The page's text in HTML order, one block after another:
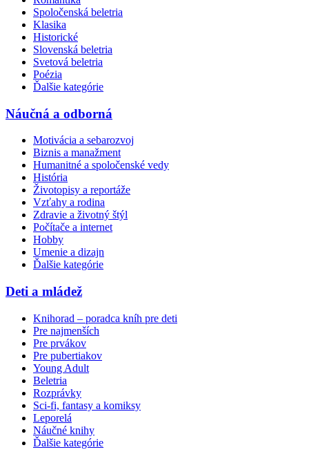
Spoločenská beletria
Klasika
Historické
Slovenská beletria
Svetová beletria
Poézia
Ďalšie kategórie
Náučná a odborná
Motivácia a sebarozvoj
Biznis a manažment
Humanitné a spoločenské vedy
História
Životopisy a reportáže
Vzťahy a rodina
Zdravie a životný štýl
Počítače a internet
Hobby
Umenie a dizajn
Ďalšie kategórie
Deti a mládež
Knihorad – poradca kníh pre deti
Pre najmenších
Pre prvákov
Pre pubertiakov
Young Adult
Beletria
Rozprávky
Sci-fi, fantasy a komiksy
Leporelá
Náučné knihy
Ďalšie kategórie